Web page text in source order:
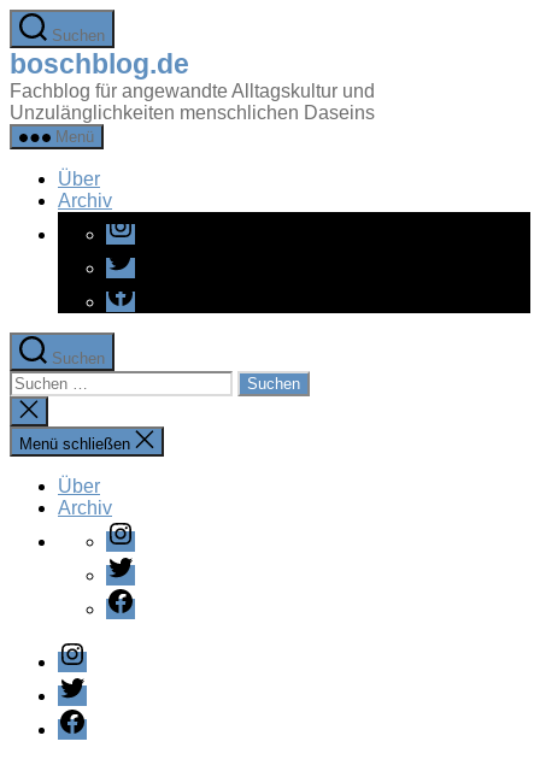
Zum
Inhalt
springen
Suchen
boschblog.de
Fachblog für angewandte Alltagskultur und
Unzulänglichkeiten menschlichen Daseins
Menü
Über
Archiv
Instagram
Twitter
Facebook
Suchen
Suchen
nach:
Suche
schließen
Menü schließen
Über
Archiv
Instagram
Twitter
Facebook
Instagram
Twitter
Facebook